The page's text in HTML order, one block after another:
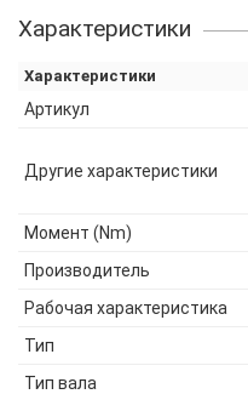
Характеристики
Характеристики
Артикул
Другие характеристики
Момент (Nm)
Производитель
Рабочая характеристика
Тип
Тип вала